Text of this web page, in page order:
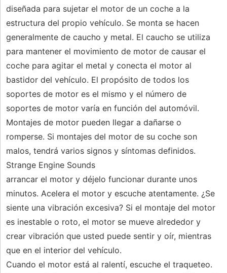
diseñada para sujetar el motor de un coche a la
estructura del propio vehículo. Se monta se hacen
generalmente de caucho y metal. El caucho se utiliza
para mantener el movimiento de motor de causar el
coche para agitar el metal y conecta el motor al
bastidor del vehículo. El propósito de todos los
soportes de motor es el mismo y el número de
soportes de motor varía en función del automóvil.
Montajes de motor pueden llegar a dañarse o
romperse. Si montajes del motor de su coche son
malos, tendrá varios signos y síntomas definidos.
Strange Engine Sounds
arrancar el motor y déjelo funcionar durante unos
minutos. Acelera el motor y escuche atentamente. ¿Se
siente una vibración excesiva? Si el montaje del motor
es inestable o roto, el motor se mueve alrededor y
crear vibración que usted puede sentir y oír, mientras
que en el interior del vehículo.
Cuando el motor está al ralentí, escuche el traqueteo.